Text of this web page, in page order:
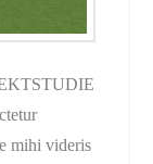
mihi videris